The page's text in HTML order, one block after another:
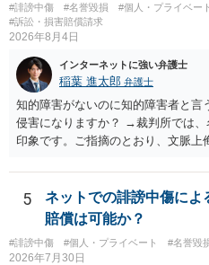
#誹謗中傷 #名誉毀損 #個人・プライベート
#訴訟・損害賠償請求
2026年8月4日
インターネットに強い弁護士
稲葉 進太郎 弁護士
知的障害がないのに知的障害者と言
侵害になりますか？ →裁判所では
印象です。ご指摘のとおり、文脈
5
ネットでの誹謗中傷によ
賠償は可能か？
#誹謗中傷 #個人・プライベート #名誉毀
2026年7月30日